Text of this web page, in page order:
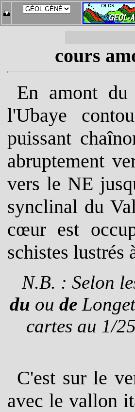
cours
En amont
l'Ubaye
puissant
abruptement
vers le NE
synclinal du
cœur est
schistes lustrés
N.B. : Selon
du ou de
cartes au 1/
C'est sur le
avec le vallon